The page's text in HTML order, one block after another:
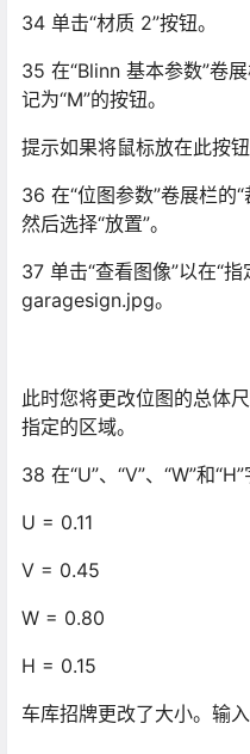
34 单击“材质 2”按钮。
35 在“Blinn 基本参数”卷
记为“M”的按钮。
提示如果将鼠标放在此按
36 在“位图参数”卷展栏的“
然后选择“放置”。
37 单击“查看图像”以在“
garagesign.jpg。
此时您将更改位图的总体
指定的区域。
38 在“U”、“V”、“W”和
U = 0.11
V = 0.45
W = 0.80
H = 0.15
车库招牌更改了大小。输